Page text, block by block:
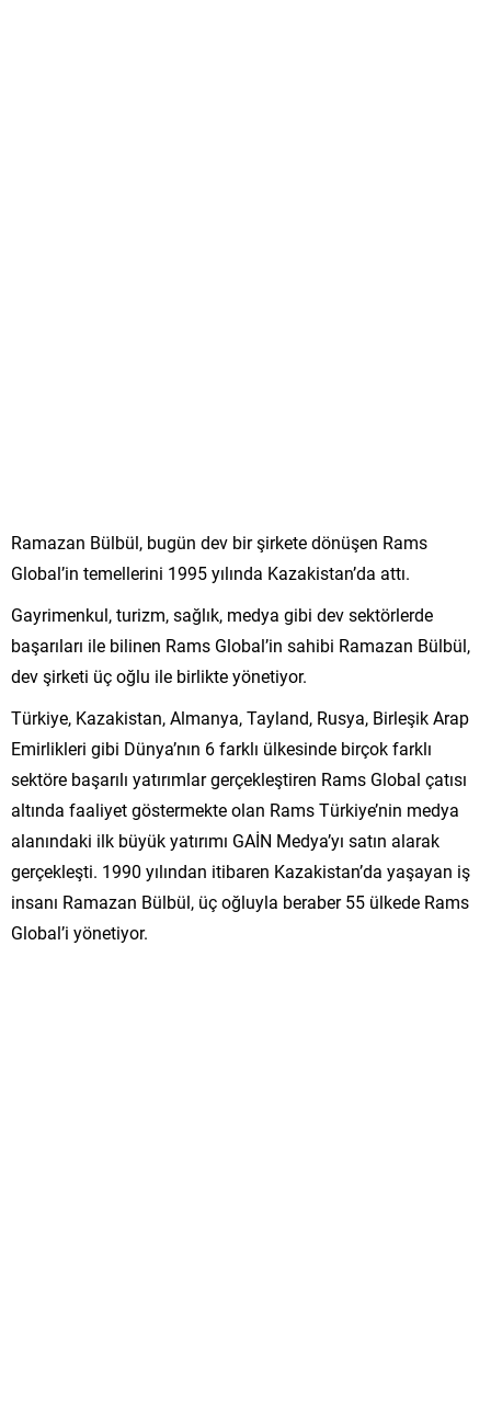
Ramazan Bülbül, bugün dev bir şirkete dönüşen Rams
Global’in temellerini 1995 yılında Kazakistan’da attı.
Gayrimenkul, turizm, sağlık, medya gibi dev sektörlerde
başarıları ile bilinen Rams Global’in sahibi Ramazan Bülbül,
dev şirketi üç oğlu ile birlikte yönetiyor.
Türkiye, Kazakistan, Almanya, Tayland, Rusya, Birleşik Arap
Emirlikleri gibi Dünya’nın 6 farklı ülkesinde birçok farklı
sektöre başarılı yatırımlar gerçekleştiren Rams Global çatısı
altında faaliyet göstermekte olan Rams Türkiye’nin medya
alanındaki ilk büyük yatırımı GAİN Medya’yı satın alarak
gerçekleşti. 1990 yılından itibaren Kazakistan’da yaşayan iş
insanı Ramazan Bülbül, üç oğluyla beraber 55 ülkede Rams
Global’i yönetiyor.